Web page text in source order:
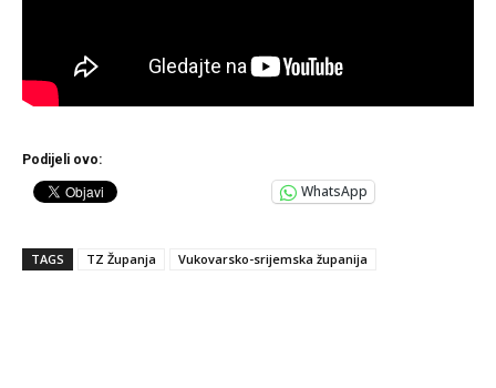
Podijeli ovo:
WhatsApp
TAGS TZ Županja Vukovarsko-srijemska županija